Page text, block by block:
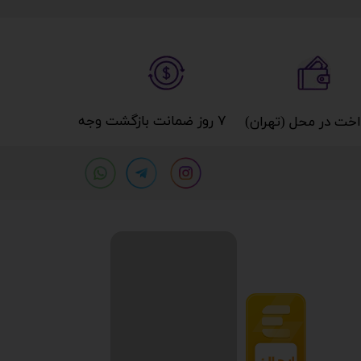
۷ روز ضمانت بازگشت وجه​​​​​​​ در محل (تهران)​​​​​​​